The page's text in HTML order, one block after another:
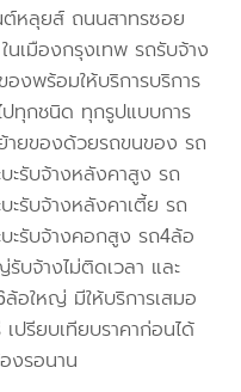
ต์หลุยส์ ถนนสาทรซอย
นเมืองกรุงเทพ รถรับจ้าง
องพร้อมให้บริการบริการ
ปทุกชนิด ทุกรูปแบบการ
ายของด้วยรถขนของ รถ
บะรับจ้างหลังคาสูง รถ
บะรับจ้างหลังคาเตี้ย รถ
บะรับจ้างคอกสูง รถ4ล้อ
บจ้างไม่ติดเวลา และ
ล้อใหญ่ มีให้บริการเสมอ
ปรียบเทียบราคาก่อนได้
งรอนาน